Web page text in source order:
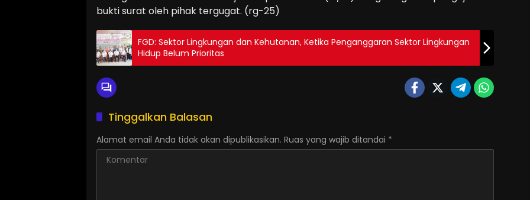
bukti surat oleh pihak tergugat. (rg-25)
FGD: Sektor Lingkungan dan Kehutanan, Ketika Penganggaran Sektor Lingkungan
Hidup Belum Prioritas
Tinggalkan Balasan
Alamat email Anda tidak akan dipublikasikan. Ruas yang wajib ditandai *